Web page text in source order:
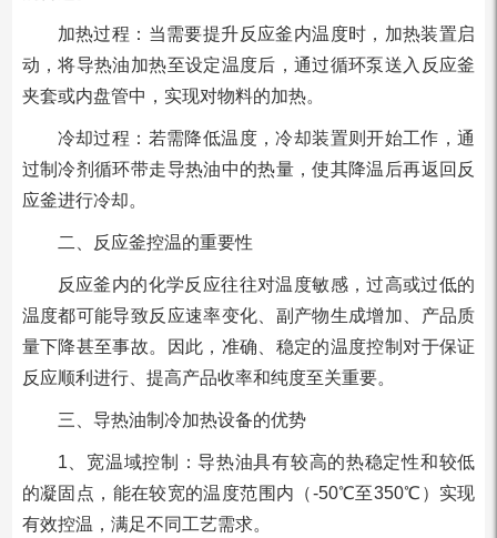
加热过程：当需要提升反应釜内温度时，加热装置启
动，将导热油加热至设定温度后，通过循环泵送入反应釜
夹套或内盘管中，实现对物料的加热。
冷却过程：若需降低温度，冷却装置则开始工作，通
过制冷剂循环带走导热油中的热量，使其降温后再返回反
应釜进行冷却。
二、反应釜控温的重要性
反应釜内的化学反应往往对温度敏感，过高或过低的
温度都可能导致反应速率变化、副产物生成增加、产品质
量下降甚至事故。因此，准确、稳定的温度控制对于保证
反应顺利进行、提高产品收率和纯度至关重要。
三、导热油制冷加热设备的优势
1、宽温域控制：导热油具有较高的热稳定性和较低
的凝固点，能在较宽的温度范围内（-50℃至350℃）实现
有效控温，满足不同工艺需求。